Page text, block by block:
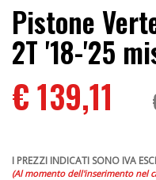
Pistone
2T '18-'25
€ 139,11
I PREZZI INDICATI SONO IVA
(Al momento dell'inserimento nel